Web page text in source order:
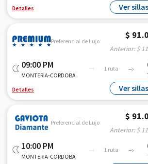
Detalles
Ver sillas
Preferencial de Lujo
09:00 PM
MONTERIA-CORDOBA
1 ruta
Detalles
$
Anterior:$
Ver sillas
Preferencial de Lujo
10:00 PM
MONTERIA-CORDOBA
1 ruta
$
Anterior:$